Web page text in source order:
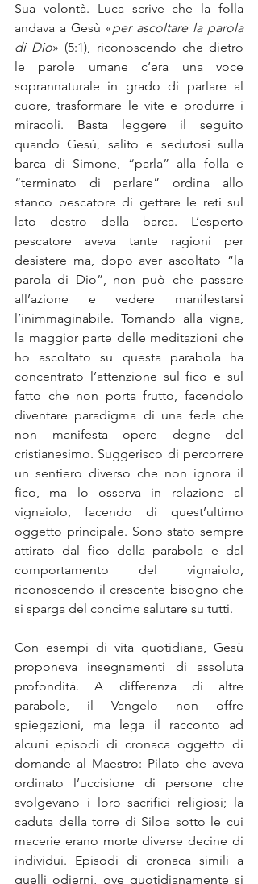
Sua volontà. Luca scrive che la folla
andava a Gesù «per ascoltare la parola
di Dio» (5:1), riconoscendo che dietro
le parole umane c’era una voce
soprannaturale in grado di parlare al
cuore, trasformare le vite e produrre i
miracoli. Basta leggere il seguito
quando Gesù, salito e sedutosi sulla
barca di Simone, “parla” alla folla e
“terminato di parlare” ordina allo
stanco pescatore di gettare le reti sul
lato destro della barca. L’esperto
pescatore aveva tante ragioni per
desistere ma, dopo aver ascoltato “la
parola di Dio”, non può che passare
all’azione e vedere manifestarsi
l’inimmaginabile. Tornando alla vigna,
la maggior parte delle meditazioni che
ho ascoltato su questa parabola ha
concentrato l’attenzione sul fico e sul
fatto che non porta frutto, facendolo
diventare paradigma di una fede che
non manifesta opere degne del
cristianesimo. Suggerisco di percorrere
un sentiero diverso che non ignora il
fico, ma lo osserva in relazione al
vignaiolo, facendo di quest’ultimo
oggetto principale. Sono stato sempre
attirato dal fico della parabola e dal
comportamento del vignaiolo,
riconoscendo il crescente bisogno che
si sparga del concime salutare su tutti.
Con esempi di vita quotidiana, Gesù
proponeva insegnamenti di assoluta
profondità. A differenza di altre
parabole, il Vangelo non offre
spiegazioni, ma lega il racconto ad
alcuni episodi di cronaca oggetto di
domande al Maestro: Pilato che aveva
ordinato l’uccisione di persone che
svolgevano i loro sacrifici religiosi; la
caduta della torre di Siloe sotto le cui
macerie erano morte diverse decine di
individui. Episodi di cronaca simili a
quelli odierni, ove quotidianamente si